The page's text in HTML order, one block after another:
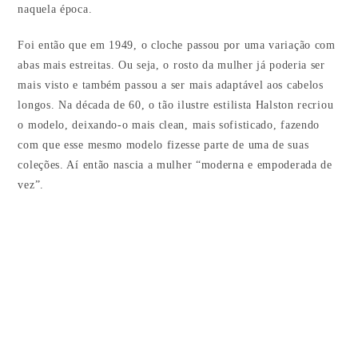
naquela época.
Foi então que em 1949, o cloche passou por uma variação com
abas mais estreitas. Ou seja, o rosto da mulher já poderia ser
mais visto e também passou a ser mais adaptável aos cabelos
longos. Na década de 60, o tão ilustre estilista Halston recriou
o modelo, deixando-o mais clean, mais sofisticado, fazendo
com que esse mesmo modelo fizesse parte de uma de suas
coleções. Aí então nascia a mulher “moderna e empoderada de
vez”.